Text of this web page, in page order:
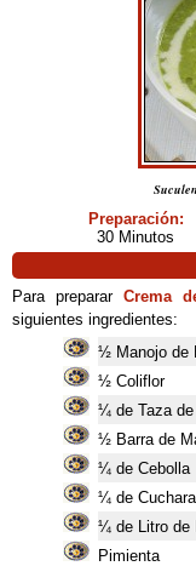
Preparación:
30 Minutos
Para prepararCrema
siguientes ingredientes:
½ Manojo de
½ Coliflor
¼ de Taza de
½ Barra de
¼ de Cebolla
¼ de
¼ de Litro de
Pimienta